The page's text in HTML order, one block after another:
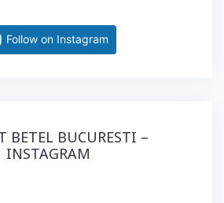
Follow on Instagram
BETEL BUCURESTI –
INSTAGRAM